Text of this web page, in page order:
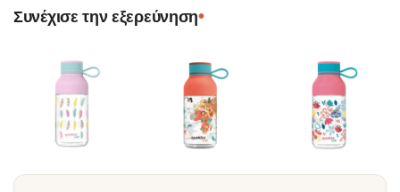
Συνέχισε την εξερεύνηση•